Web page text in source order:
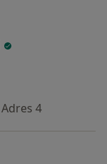
Adres 4